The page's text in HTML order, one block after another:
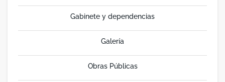
Gabinete y dependencias
Galería
Obras Públicas